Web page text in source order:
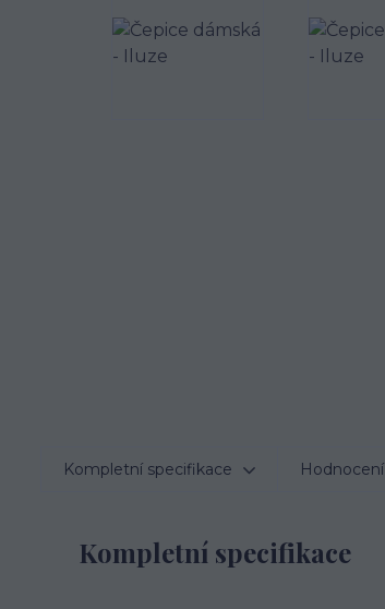
Kompletní specifikace Hodnocení
Kompletní specifikace